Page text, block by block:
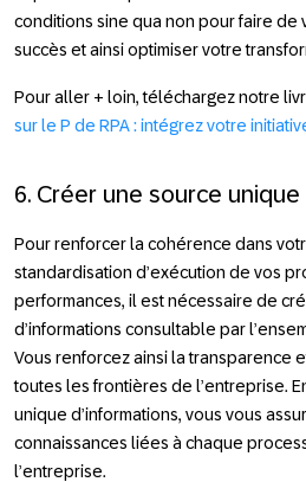
conditions sine qua non pour faire de
succès et ainsi optimiser votre
Pour aller + loin, téléchargez notre
sur le P de RPA : intégrez votre
6. Créer une source unique
Pour renforcer la cohérence dans
standardisation d’exécution de vos
performances, il est nécessaire de
d’informations consultable par
Vous renforcez ainsi la transparence
toutes les frontières de l’entreprise.
unique d’informations, vous vous
connaissances liées à chaque
l’entreprise.